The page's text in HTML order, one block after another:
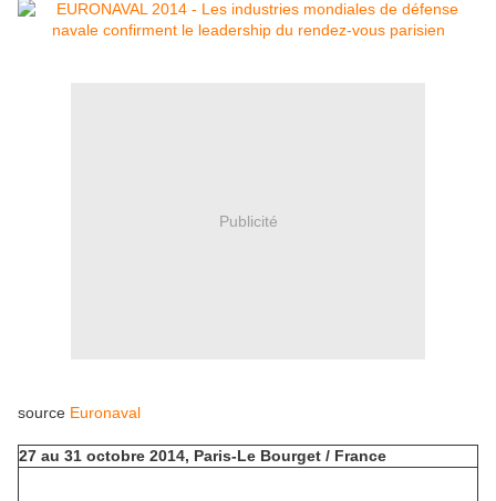
Publicité
source Euronaval
27 au 31 octobre 2014, Paris-Le Bourget / France